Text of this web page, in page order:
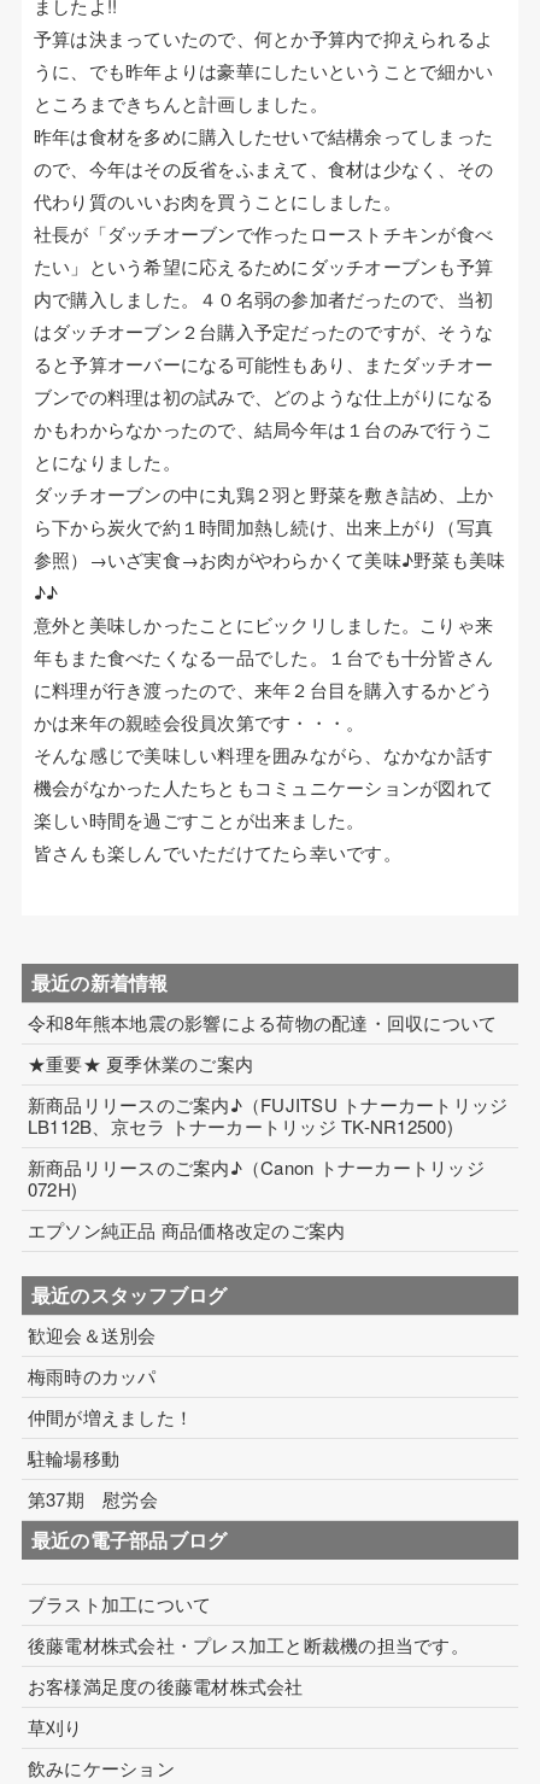
インテリアワークス事業 内装工事
予算は決まっていたので、何とか予算内で抑えられるよ
うに、でも昨年よりは豪華にしたいということで細かい
ところまできちんと計画しました。
昨年は食材を多めに購入したせいで結構余ってしまった
ので、今年はその反省をふまえて、食材は少なく、その
代わり質のいいお肉を買うことにしました。
社長が「ダッチオーブンで作ったローストチキンが食べ
たい」という希望に応えるためにダッチオーブンも予算
内で購入しました。４０名弱の参加者だったので、当初
はダッチオーブン２台購入予定だったのですが、そうな
ると予算オーバーになる可能性もあり、またダッチオー
ブンでの料理は初の試みで、どのような仕上がりになる
かもわからなかったので、結局今年は１台のみで行うこ
とになりました。
ダッチオーブンの中に丸鶏２羽と野菜を敷き詰め、上か
ら下から炭火で約１時間加熱し続け、出来上がり（写真
参照）→いざ実食→お肉がやわらかくて美味♪野菜も美味
♪♪
意外と美味しかったことにビックリしました。こりゃ来
年もまた食べたくなる一品でした。１台でも十分皆さん
に料理が行き渡ったので、来年２台目を購入するかどう
かは来年の親睦会役員次第です・・・。
そんな感じで美味しい料理を囲みながら、なかなか話す
機会がなかった人たちともコミュニケーションが図れて
楽しい時間を過ごすことが出来ました。
皆さんも楽しんでいただけてたら幸いです。
最近の新着情報
令和8年熊本地震の影響による荷物の配達・回収について
★重要★ 夏季休業のご案内
新商品リリースのご案内♪（FUJITSU トナーカートリッジ
LB112B、京セラ トナーカートリッジ TK-NR12500)
新商品リリースのご案内♪（Canon トナーカートリッジ
072H)
エプソン純正品 商品価格改定のご案内
最近のスタッフブログ
歓迎会＆送別会
梅雨時のカッパ
仲間が増えました！
駐輪場移動
第37期 慰労会
最近の電子部品ブログ
ブラスト加工について
後藤電材株式会社・プレス加工と断裁機の担当です。
お客様満足度の後藤電材株式会社
草刈り
飲みにケーション